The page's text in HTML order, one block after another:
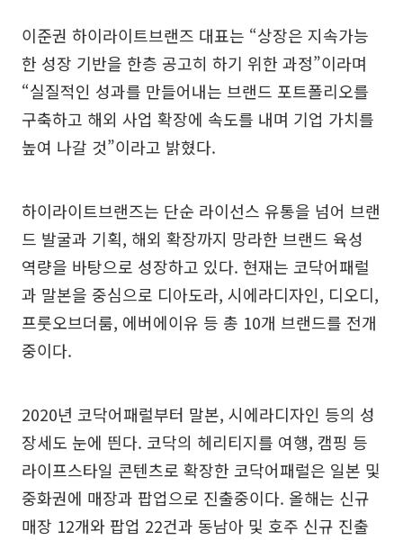
이준권 하이라이트브랜즈 대표는 “상장은 지속가능
한 성장 기반을 한층 공고히 하기 위한 과정”이라며
“실질적인 성과를 만들어내는 브랜드 포트폴리오를
구축하고 해외 사업 확장에 속도를 내며 기업 가치를
높여 나갈 것”이라고 밝혔다.
하이라이트브랜즈는 단순 라이선스 유통을 넘어 브랜
드 발굴과 기획, 해외 확장까지 망라한 브랜드 육성
역량을 바탕으로 성장하고 있다. 현재는 코닥어패럴
과 말본을 중심으로 디아도라, 시에라디자인, 디오디,
프룻오브더룸, 에버에이유 등 총 10개 브랜드를 전개
중이다.
2020년 코닥어패럴부터 말본, 시에라디자인 등의 성
장세도 눈에 띈다. 코닥의 헤리티지를 여행, 캠핑 등
라이프스타일 콘텐츠로 확장한 코닥어패럴은 일본 및
중화권에 매장과 팝업으로 진출중이다. 올해는 신규
매장 12개와 팝업 22건과 동남아 및 호주 신규 진출